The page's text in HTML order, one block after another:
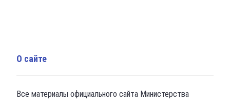
О сайте
Все материалы официального сайта Министерства